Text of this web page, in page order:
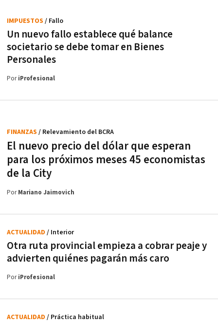
Un nuevo fallo establece qué balance
societario se debe tomar en Bienes
Personales
IMPUESTOS / Fallo
PoriProfesional
El nuevo precio del dólar que esperan
para los próximos meses 45 economistas
de la City
FINANZAS / Relevamiento del BCRA
PorMariano Jaimovich
Otra ruta provincial empieza a cobrar peaje y
advierten quiénes pagarán más caro
ACTUALIDAD / Interior
PoriProfesional
ACTUALIDAD / Práctica habitual